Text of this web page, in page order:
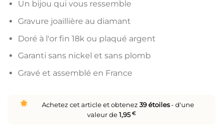
Un bijou qui vous ressemble
Gravure joaillière au diamant
Doré à l'or fin 18k ou plaqué argent
Garanti sans nickel et sans plomb
Gravé et assemblé en France
Achetez cet article et obtenez 39étoiles- d'une
valeur de1,95€